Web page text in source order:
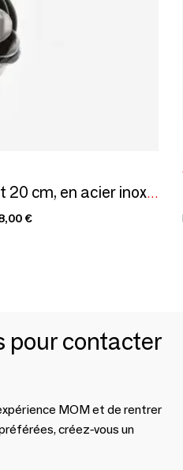
Casserole de 16, 18 et 20 cm, en acier inoxydable, avec deux becs verseurs - collection Aikata / YOSHIKAWA
€
pour contacter
MOM et de rentrer
créez-vous un